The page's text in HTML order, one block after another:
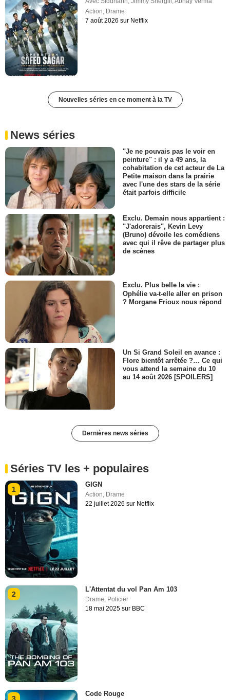
Action, Drame
7 août 2026 sur Netflix
Nouvelles séries en ce moment à la TV
News séries
"Je ne pouvais pas le voir en
peinture" : il y a 49 ans, la
cohabitation de cet acteur de La
Petite maison dans la prairie
avec l'une des stars de la série
était parfois difficile
Exclu. Demain nous appartient :
"J'adorerais", Kevin Levy
(Bruno) dévoile les comédiens
avec qui il rêve de partager plus
de scènes
Exclu. Plus belle la vie :
Ophélie va-t-elle aller en prison
? Morgane Frioux nous répond
Un Si Grand Soleil en avance :
Flore bientôt arrêtée ?… Ce qui
vous attend la semaine du 10
au 14 août 2026 [SPOILERS]
Dernières news séries
Séries TV les + populaires
1
GIGN
Action, Drame
22 juillet 2026 sur Netflix
2
L'Attentat du vol Pan Am 103
Drame Policier
18 mai 2025 sur BBC
Code Rouge